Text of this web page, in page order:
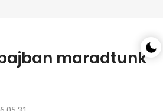
maradtunk